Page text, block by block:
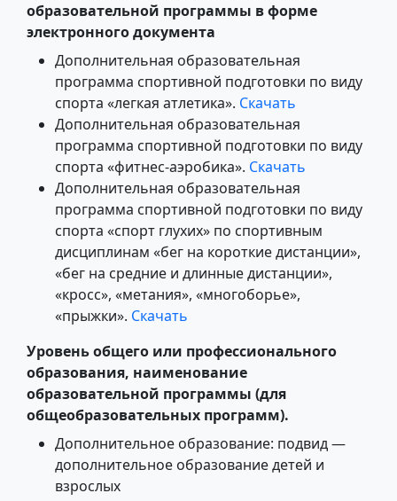
образовательной программы в форме
электронного документа
Дополнительная образовательная
программа спортивной подготовки по виду
спорта «легкая атлетика». Скачать
Дополнительная образовательная
программа спортивной подготовки по виду
спорта «фитнес-аэробика». Скачать
Дополнительная образовательная
программа спортивной подготовки по виду
спорта «спорт глухих» по спортивным
дисциплинам «бег на короткие дистанции»,
«бег на средние и длинные дистанции»,
«кросс», «метания», «многоборье»,
«прыжки». Скачать
Уровень общего или профессионального
образования, наименование
образовательной программы (для
общеобразовательных программ).
Дополнительное образование: подвид —
дополнительное образование детей и
взрослых